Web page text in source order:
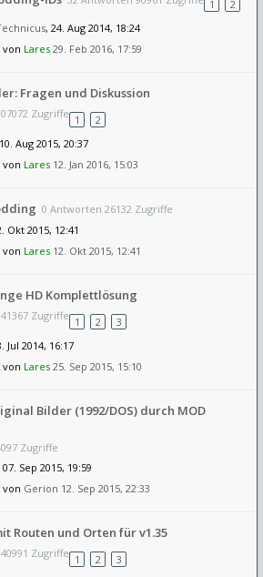
1
2
, 24. Aug 2014, 18:24
von Lares 29. Feb 2016, 17:59
Fragen und Diskussion
Zugriffe 1
2
Aug 2015, 20:37
von Lares 12. Jan 2016, 15:03
0 Antworten 26132 Zugriffe
Okt 2015, 12:41
von Lares 12. Okt 2015, 12:41
HD Komplettlösung
Zugriffe 1 2
3
Jul 2014, 16:17
von Lares 25. Sep 2015, 15:10
Bilder (1992/DOS) durch MOD
Zugriffe
07. Sep 2015, 19:59
von Gerion 12. Sep 2015, 22:33
Routen und Orten für v1.35
Zugriffe 1 2
3